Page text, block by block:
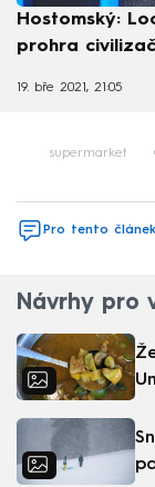
Hostomský:
prohra
19. bře 2021, 21:05
supermarket
Pro tento
Návrhy pro